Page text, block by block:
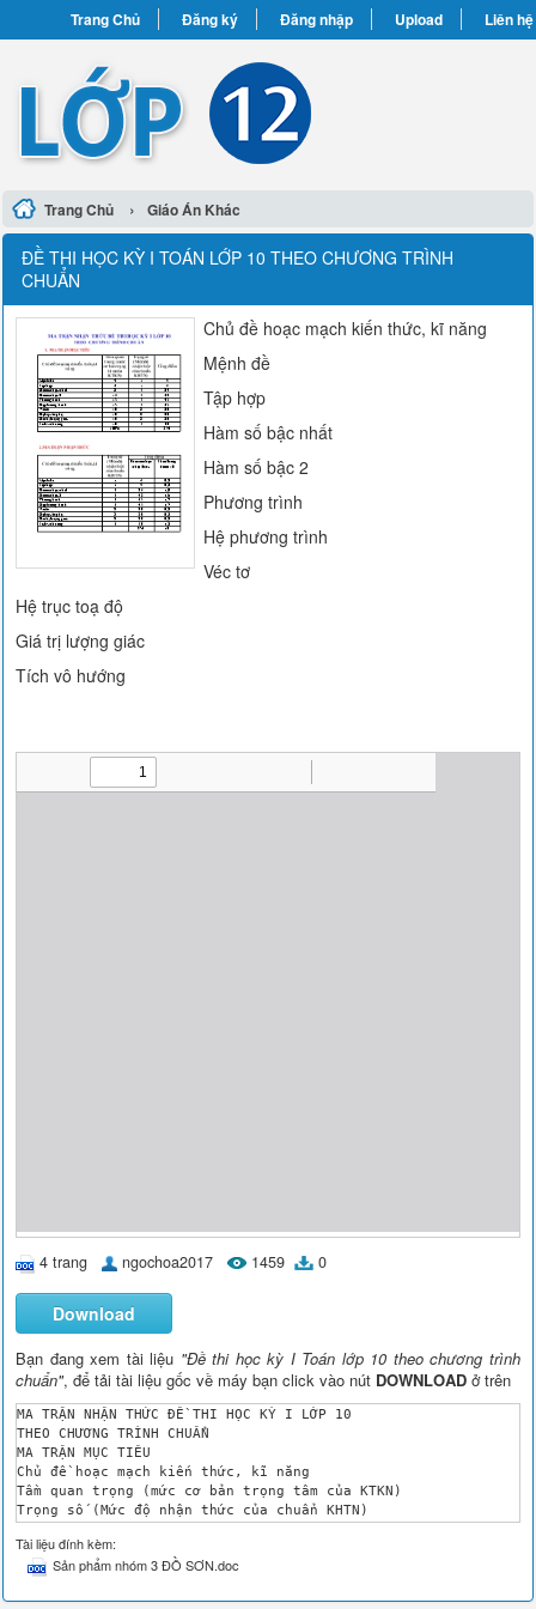
Trang Chủ Đăng ký Đăng nhập Upload Liên hệ
Trang Chủ › Giáo Án Khác
ĐỀ THI HỌC KỲ I TOÁN LỚP 10 THEO CHƯƠNG TRÌNH
CHUẨN
Chủ đề hoạc mạch kiến thức, kĩ năng
Mệnh đề
Tập hợp
Hàm số bậc nhất
Hàm số bậc 2
Phương trình
Hệ phương trình
Véc tơ
Hệ trục toạ độ
Giá trị lượng giác
Tích vô hướng
4 trang ngochoa2017 1459 0
Download
Bạn đang xem tài liệu "Đề thi học kỳ I Toán lớp 10 theo chương trình
chuẩn", để tải tài liệu gốc về máy bạn click vào nút DOWNLOAD ở trên
MA TRẬN NHẬN THỨC ĐỀ THI HỌC KỲ I LỚP 10
THEO CHƯƠNG TRÌNH CHUẨN
MA TRẬN MỤC TIÊU
Chủ đề hoạc mạch kiến thức, kĩ năng
Tầm quan trọng (mức cơ bản trọng tâm của KTKN)
Trọng số (Mức độ nhận thức của chuẩn KHTN)
Tổng điểm
Mệnh đề
4
Tài liệu đính kèm:
Sản phẩm nhóm 3 ĐỒ SƠN.doc